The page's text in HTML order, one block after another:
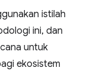
istilah
ini, dan
untuk
ekosistem